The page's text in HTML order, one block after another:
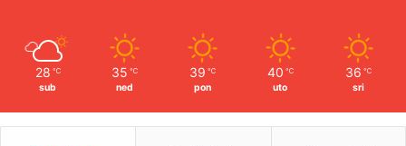
28 ℃
sub
35 ℃
ned
39 ℃
pon
40 ℃
uto
36 ℃
sri